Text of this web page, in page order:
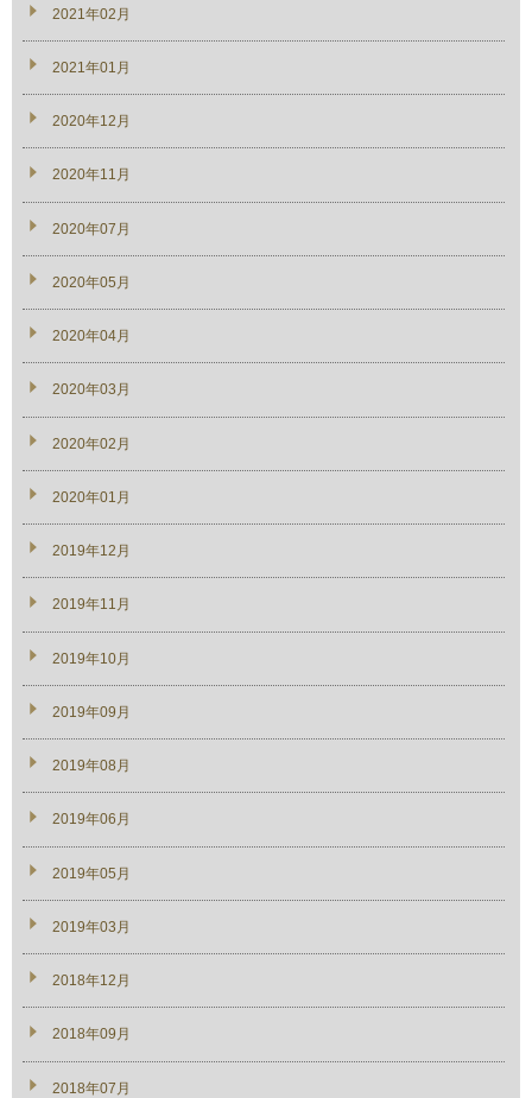
2021年02月
2021年01月
2020年12月
2020年11月
2020年07月
2020年05月
2020年04月
2020年03月
2020年02月
2020年01月
2019年12月
2019年11月
2019年10月
2019年09月
2019年08月
2019年06月
2019年05月
2019年03月
2018年12月
2018年09月
2018年07月